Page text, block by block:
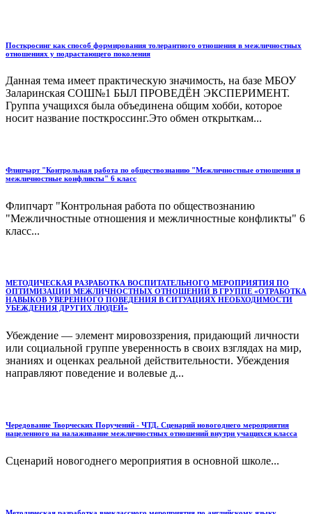
Посткросинг как способ формирования толерантного отношения в межличностных
отношениях у подрастающего поколения
Данная тема имеет практическую значимость, на базе МБОУ
Заларинская СОШ№1 БЫЛ ПРОВЕДЁН ЭКСПЕРИМЕНТ.
Группа учащихся была объединена общим хобби, которое
носит название посткроссинг.Это обмен открыткам...
Флипчарт "Контрольная работа по обществознанию "Межличностные отношения и
межличностные конфликты" 6 класс
Флипчарт "Контрольная работа по обществознанию
"Межличностные отношения и межличностные конфликты" 6
класс...
МЕТОДИЧЕСКАЯ РАЗРАБОТКА ВОСПИТАТЕЛЬНОГО МЕРОПРИЯТИЯ ПО
ОПТИМИЗАЦИИ МЕЖЛИЧНОСТНЫХ ОТНОШЕНИЙ В ГРУППЕ «ОТРАБОТКА
НАВЫКОВ УВЕРЕННОГО ПОВЕДЕНИЯ В СИТУАЦИЯХ НЕОБХОДИМОСТИ
УБЕЖДЕНИЯ ДРУГИХ ЛЮДЕЙ»
Убеждение — элемент мировоззрения, придающий личности
или социальной группе уверенность в своих взглядах на мир,
знаниях и оценках реальной действительности. Убеждения
направляют поведение и волевые д...
Чередование Творческих Поручений - ЧТД. Сценарий новогоднего мероприятия
нацеленного на налаживание межличностных отношений внутри учащихся класса
Сценарий новогоднего мероприятия в основной школе...